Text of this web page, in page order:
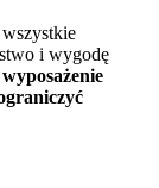
i wygodę